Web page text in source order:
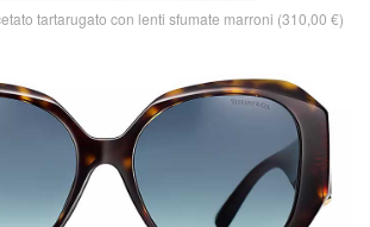
tartarugato con lenti sfumate marroni (310,00 €)